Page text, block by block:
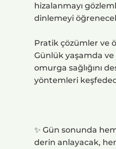
hizalanmayı
dinlemeyi
Pratik çözümler ve
Günlük yaşamda
omurga sağlığını
yöntemleri
✨ Gün sonunda
derin anlayacak,